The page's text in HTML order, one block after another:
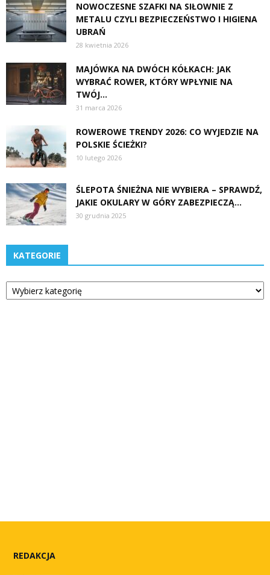
NOWOCZESNE SZAFKI NA SIŁOWNIE Z
METALU CZYLI BEZPIECZEŃSTWO I HIGIENA
UBRAŃ
28 kwietnia 2026
MAJÓWKA NA DWÓCH KÓŁKACH: JAK
WYBRAĆ ROWER, KTÓRY WPŁYNIE NA
TWÓJ...
31 marca 2026
ROWEROWE TRENDY 2026: CO WYJEDZIE NA
POLSKIE ŚCIEŻKI?
10 lutego 2026
ŚLEPOTA ŚNIEŻNA NIE WYBIERA – SPRAWDŹ,
JAKIE OKULARY W GÓRY ZABEZPIECZĄ...
30 grudnia 2025
KATEGORIE
Kategorie
REDAKCJA